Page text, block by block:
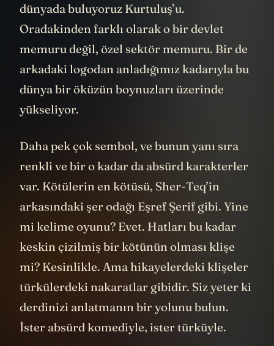
dünyada buluyoruz Kurtuluş’u.
Oradakinden farklı olarak o bir devlet
memuru değil, özel sektör memuru. Bir de
arkadaki logodan anladığımız kadarıyla bu
dünya bir öküzün boynuzları üzerinde
yükseliyor.
Daha pek çok sembol, ve bunun yanı sıra
renkli ve bir o kadar da absürd karakterler
var. Kötülerin en kötüsü, Sher-Teq’in
arkasındaki şer odağı Eşref Şerif gibi. Yine
mi kelime oyunu? Evet. Hatları bu kadar
keskin çizilmiş bir kötünün olması klişe
mi? Kesinlikle. Ama hikayelerdeki klişeler
türkülerdeki nakaratlar gibidir. Siz yeter ki
derdinizi anlatmanın bir yolunu bulun.
İster absürd komediyle, ister türküyle.